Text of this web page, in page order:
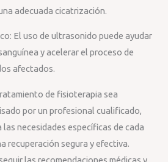
adecuada cicatrización.
El uso de ultrasonido puede ayudar
y acelerar el proceso de
afectados.
de fisioterapia sea
por un profesional cualificado,
necesidades específicas de cada
recuperación segura y efectiva.
las recomendaciones médicas y